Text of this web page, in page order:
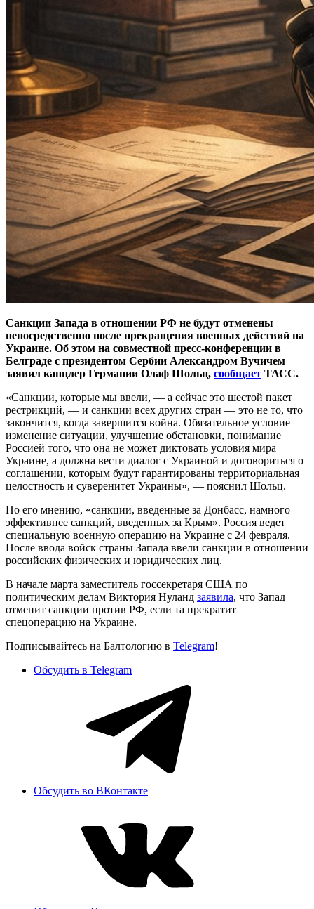
Санкции Запада в отношении РФ не будут отменены
непосредственно после прекращения военных действий на
Украине. Об этом на совместной пресс-конференции в
Белграде с президентом Сербии Александром Вучичем
заявил канцлер Германии Олаф Шольц, сообщает ТАСС.
«Санкции, которые мы ввели, — а сейчас это шестой пакет
рестрикций, — и санкции всех других стран — это не то, что
закончится, когда завершится война. Обязательное условие —
изменение ситуации, улучшение обстановки, понимание
Россией того, что она не может диктовать условия мира
Украине, а должна вести диалог с Украиной и договориться о
соглашении, которым будут гарантированы территориальная
целостность и суверенитет Украины», — пояснил Шольц.
По его мнению, «санкции, введенные за Донбасс, намного
эффективнее санкций, введенных за Крым». Россия ведет
специальную военную операцию на Украине с 24 февраля.
После ввода войск страны Запада ввели санкции в отношении
российских физических и юридических лиц.
В начале марта заместитель госсекретаря США по
политическим делам Виктория Нуланд заявила, что Запад
отменит санкции против РФ, если та прекратит
спецоперацию на Украине.
Подписывайтесь на Балтологию в Telegram!
Обсудить в Telegram
Обсудить во ВКонтакте